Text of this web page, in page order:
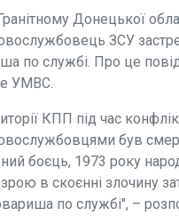
Донецької
ЗСУ
по службі. Про це
УМВС.
КПП під час
був
боєць, 1973 року
в скоєнні злочину
по службі", –